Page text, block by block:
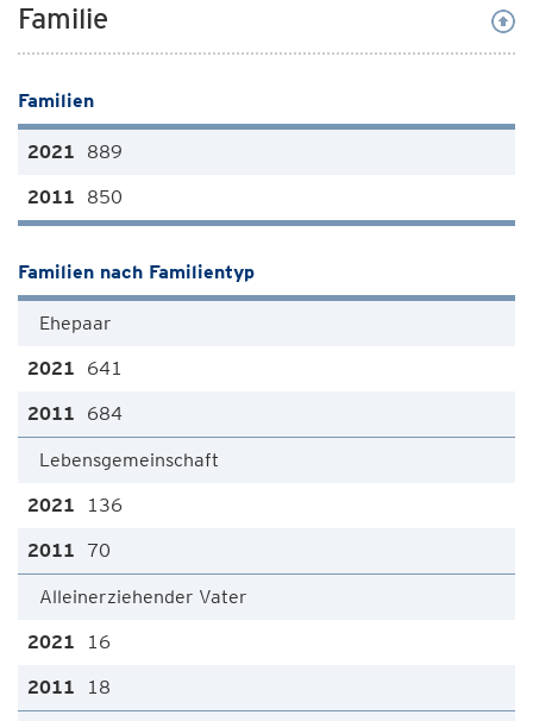
Familie
Familien
889
850
Familien nach Familientyp
Ehepaar
641
684
Lebensgemeinschaft
136
70
Alleinerziehender Vater
16
18